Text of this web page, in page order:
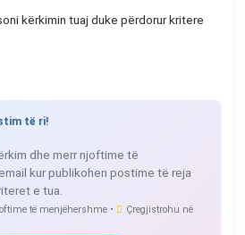
kërkimin tuaj duke përdorur kritere
të ri!
dhe merr njoftime të
kur publikohen postime të reja
e tua.
të menjëhershme •
Çregjistrohu në